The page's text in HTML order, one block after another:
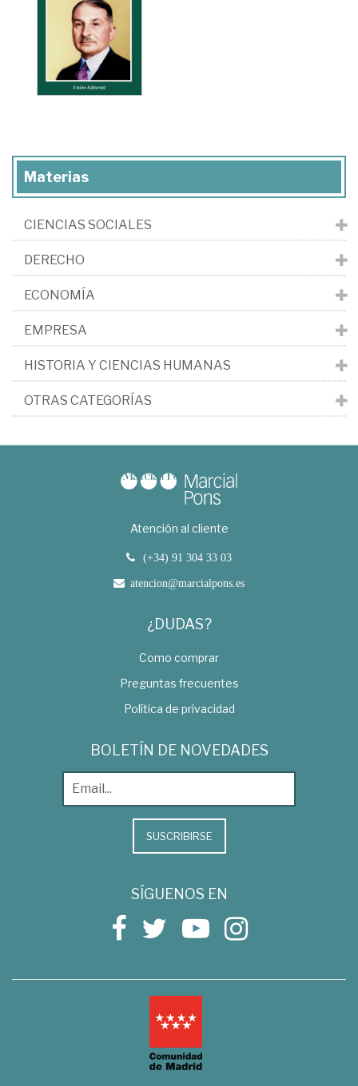
Materias
CIENCIAS SOCIALES
DERECHO
ECONOMÍA
EMPRESA
HISTORIA Y CIENCIAS HUMANAS
OTRAS CATEGORÍAS
Atención al cliente
(+34) 91 304 33 03
atencion@marcialpons.es
¿DUDAS?
Como comprar
Preguntas frecuentes
Política de privacidad
BOLETÍN DE NOVEDADES
SUSCRIBIRSE
SÍGUENOS EN